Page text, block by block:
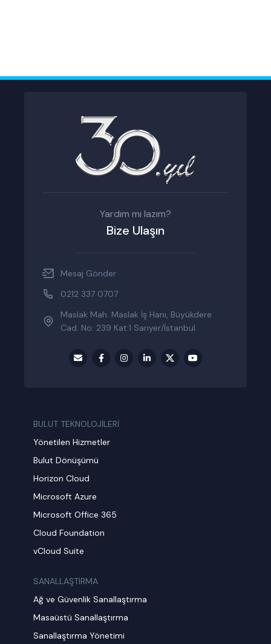
Yardım mı lazım?
Bize Ulaşın
Mesaj Gönder
0212 337 0707
Maslak Mah. Maslak İş Hanı, Büyükdere
Cad. No: 239 Kat:1 Sarıyer/İstanbul
BULUT TEKNOLOJİLERİ
Yönetilen Hizmetler
Bulut Dönüşümü
Horizon Cloud
Microsoft Azure
Microsoft Office 365
Cloud Foundation
vCloud Suite
SANALLAŞTIRMA
Ağ ve Güvenlik Sanallaştırma
Masaüstü Sanallaştırma
Sanallaştırma Yönetimi